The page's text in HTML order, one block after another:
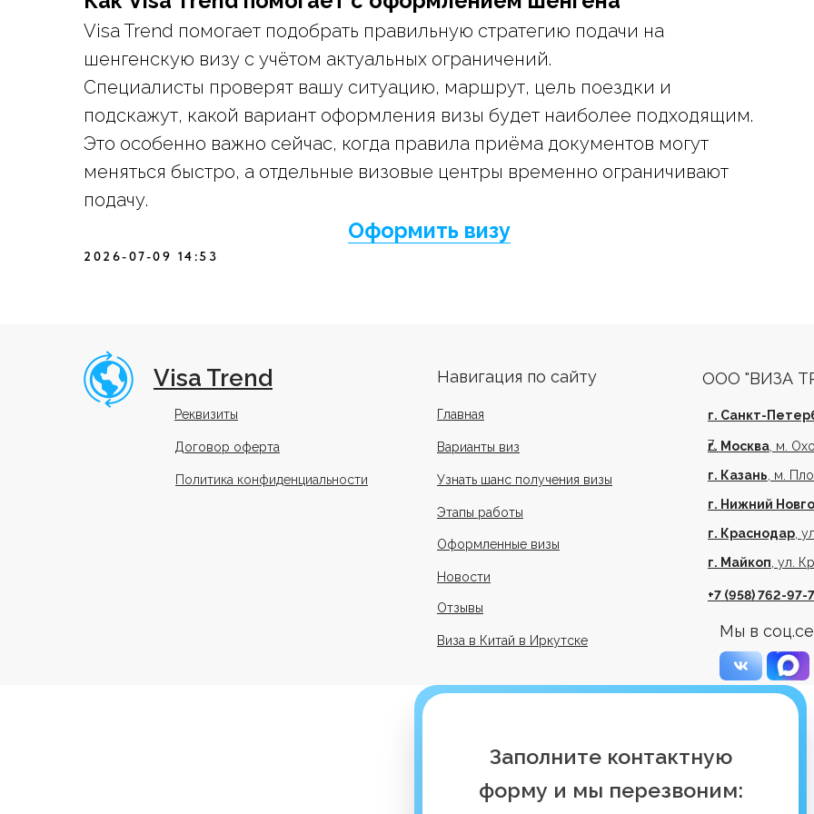
Visa Trend помогает подобрать правильную стратегию подачи на
шенгенскую визу с учётом актуальных ограничений.
Специалисты проверят вашу ситуацию, маршрут, цель поездки и
подскажут, какой вариант оформления визы будет наиболее подходящим.
Это особенно важно сейчас, когда правила приёма документов могут
меняться быстро, а отдельные визовые центры временно ограничивают
подачу.
Оформить визу
2026-07-09 14:53
Главная
Договор оферта
Узнать шанс получения визы
Навигация по сайту ООО "ВИЗА
Visa Trend
Варианты виз
Этапы работы
Оформленные визы
Новости
г. Санкт-
7.
+7 (958) 762-97-
Мы в
Политика конфиденциальности
Отзывы
Виза в Китай в Иркутске
Реквизиты
г. Майкоп , ул.
г. Москва , м.
г. Казань , м.
г. Краснодар ,
г. Нижний
Заполните контактную
форму и мы перезвоним: